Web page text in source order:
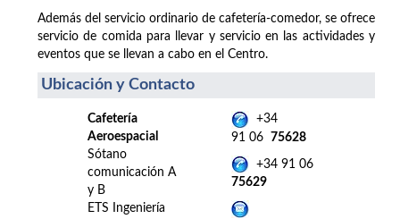
Además del servicio ordinario de cafetería-comedor, se ofrece
servicio de comida para llevar y servicio en las actividades y
eventos que se llevan a cabo en el Centro.
Ubicación y Contacto
Cafetería
Aeroespacial
Sótano
comunicación A
y B
ETS Ingeniería
+34
91 06 75628
+34 91 06
75629